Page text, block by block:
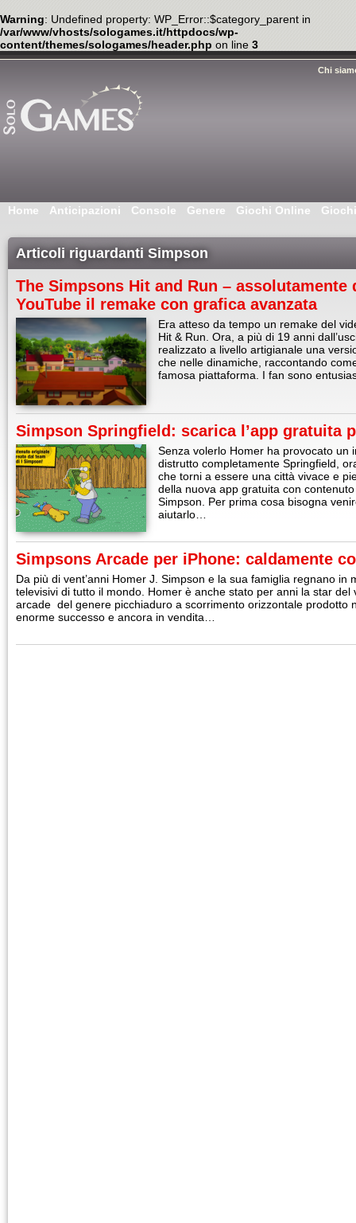
Warning: Undefined property: WP_Error::$category_parent in
/var/www/vhosts/sologames.it/httpdocs/wp-
content/themes/sologames/header.php on line 3
Chi
Home Anticipazioni Console Genere Giochi Online
Articoli riguardanti Simpson
The Simpsons Hit and Run – assolutamente
YouTube il remake con grafica avanzata
Era atteso da tempo un remake del
Hit & Run. Ora, a più di 19 anni
realizzato a livello artigianale una
che nelle dinamiche, raccontando
famosa piattaforma. I fan sono
Simpson Springfield: scarica l’app gratuita
Senza volerlo Homer ha provocato un
distrutto completamente Springfield,
che torni a essere una città vivace e
della nuova app gratuita con
Simpson. Per prima cosa bisogna
aiutarlo…
Simpsons Arcade per iPhone: caldamente
Da più di vent’anni Homer J. Simpson e la sua famiglia regnano in
televisivi di tutto il mondo. Homer è anche stato per anni la star del
arcade del genere picchiaduro a scorrimento orizzontale prodotto
enorme successo e ancora in vendita…